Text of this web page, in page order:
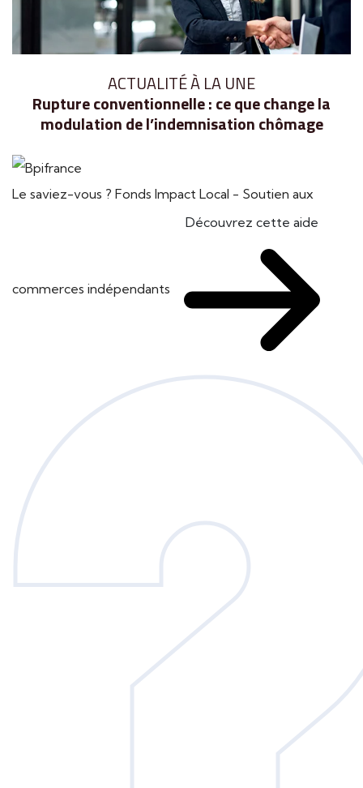
ACTUALITÉ À LA UNE
Rupture conventionnelle : ce que change la
modulation de l’indemnisation chômage
Le saviez-vous ? Fonds Impact Local - Soutien aux
commerces indépendants
Découvrez cette aide